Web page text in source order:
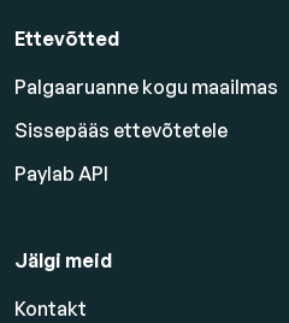
Ettevõtted
Palgaaruanne kogu maailmas
Sissepääs ettevõtetele
Paylab API
Jälgi meid
Kontakt